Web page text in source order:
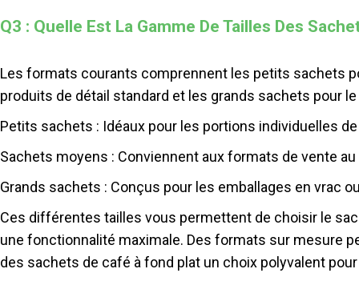
Q3 : Quelle Est La Gamme De Tailles Des
Les formats courants comprennent les petits sachets
produits de détail standard et les grands sachets pour
Petits sachets : Idéaux pour les portions individuelles
Sachets moyens : Conviennent aux formats de vente
Grands sachets : Conçus pour les emballages en vrac
Ces différentes tailles vous permettent de choisir le
une fonctionnalité maximale. Des formats sur mesure
des sachets de café à fond plat un choix polyvalent